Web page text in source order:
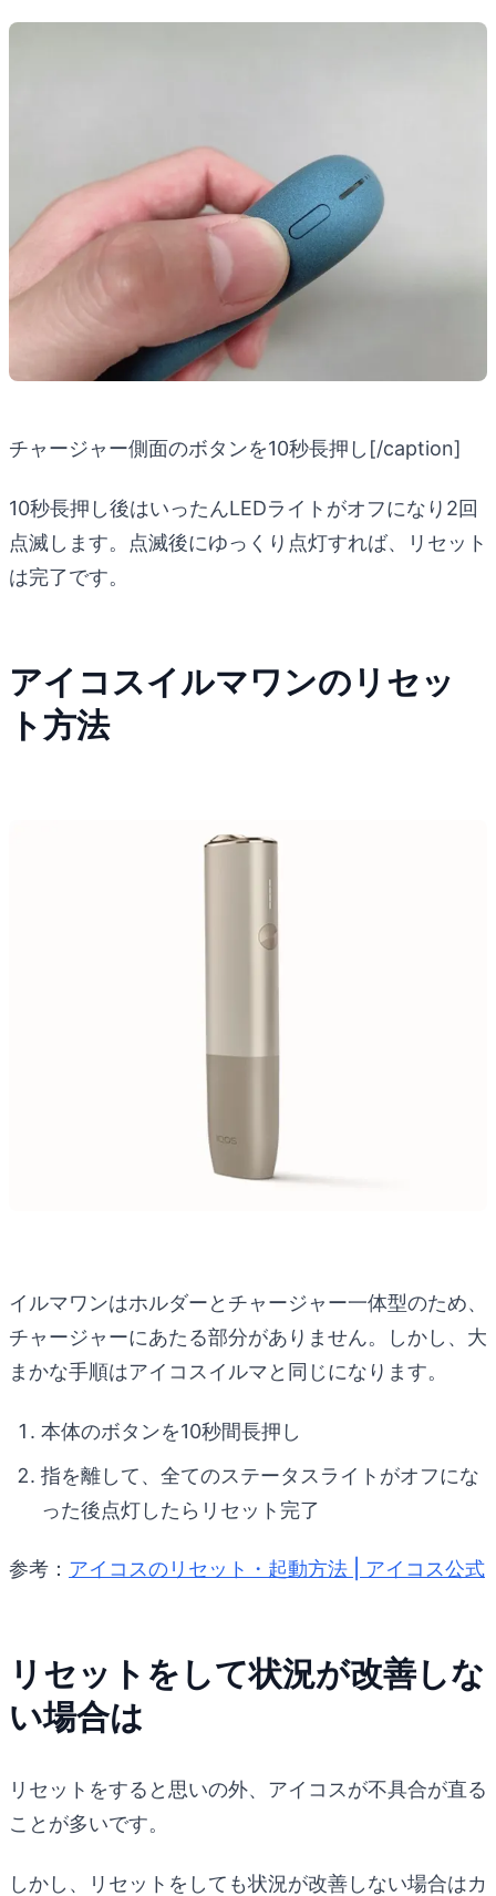
チャージャー側面のボタンを10秒長押し[/caption]
10秒長押し後はいったんLEDライトがオフになり2回
点滅します。点滅後にゆっくり点灯すれば、リセット
は完了です。
アイコスイルマワンのリセッ
ト方法
イルマワンはホルダーとチャージャー一体型のため、
チャージャーにあたる部分がありません。しかし、大
まかな手順はアイコスイルマと同じになります。
本体のボタンを10秒間長押し
指を離して、全てのステータスライトがオフにな
った後点灯したらリセット完了
参考： アイコスのリセット・起動方法 | アイコス公式
リセットをして状況が改善しな
い場合は
リセットをすると思いの外、アイコスが不具合が直る
ことが多いです。
しかし、リセットをしても状況が改善しない場合はカ